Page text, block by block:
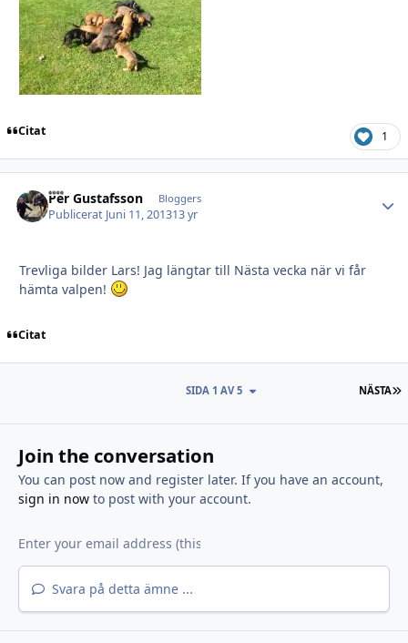
Citat 1
Per Gustafsson Bloggers
Publicerat Juni 11, 201313 yr
Trevliga bilder Lars! Jag längtar till Nästa vecka när vi får
hämta valpen!
Citat
NÄSTA
SIDA 1 AV 5
Join the conversation
You can post now and register later. If you have an account,
sign in nowto post with your account.
Svara på detta ämne ...